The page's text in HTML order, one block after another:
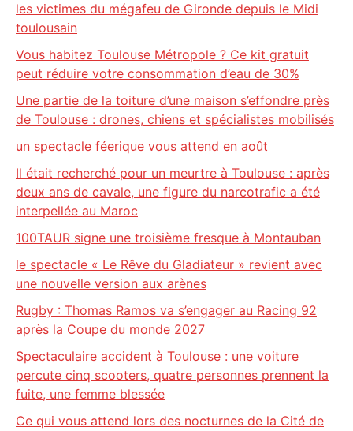
les victimes du mégafeu de Gironde depuis le Midi
toulousain
Vous habitez Toulouse Métropole ? Ce kit gratuit
peut réduire votre consommation d’eau de 30%
Une partie de la toiture d’une maison s’effondre près
de Toulouse : drones, chiens et spécialistes mobilisés
un spectacle féerique vous attend en août
Il était recherché pour un meurtre à Toulouse : après
deux ans de cavale, une figure du narcotrafic a été
interpellée au Maroc
100TAUR signe une troisième fresque à Montauban
le spectacle « Le Rêve du Gladiateur » revient avec
une nouvelle version aux arènes
Rugby : Thomas Ramos va s’engager au Racing 92
après la Coupe du monde 2027
Spectaculaire accident à Toulouse : une voiture
percute cinq scooters, quatre personnes prennent la
fuite, une femme blessée
Ce qui vous attend lors des nocturnes de la Cité de